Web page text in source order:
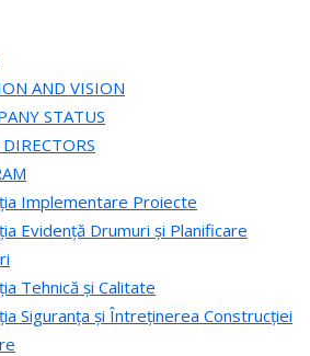
AND VISION
STATUS
Implementare Proiecte
Evidență Drumuri și Planificare
Tehnică și Calitate
Siguranța și Întreținerea Construcției